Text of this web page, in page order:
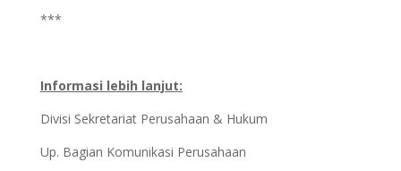
***
Informasi lebih lanjut:
Divisi Sekretariat Perusahaan & Hukum
Up. Bagian Komunikasi Perusahaan